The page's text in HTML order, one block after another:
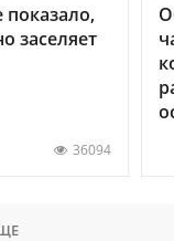
заселяет
36094